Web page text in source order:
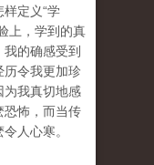
定义“学
上，学到的真
的确感受到
令我更加珍
为我真切地感
恐怖，而当传
人心寒。